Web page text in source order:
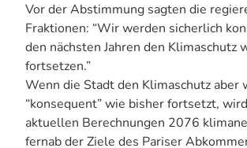
Vor der Abstimmung sagten die
Fraktionen: “Wir werden sicherlich
den nächsten Jahren den Klimaschutz
fortsetzen.”
Wenn die Stadt den Klimaschutz aber
“konsequent” wie bisher fortsetzt,
aktuellen Berechnungen 2076
fernab der Ziele des Pariser